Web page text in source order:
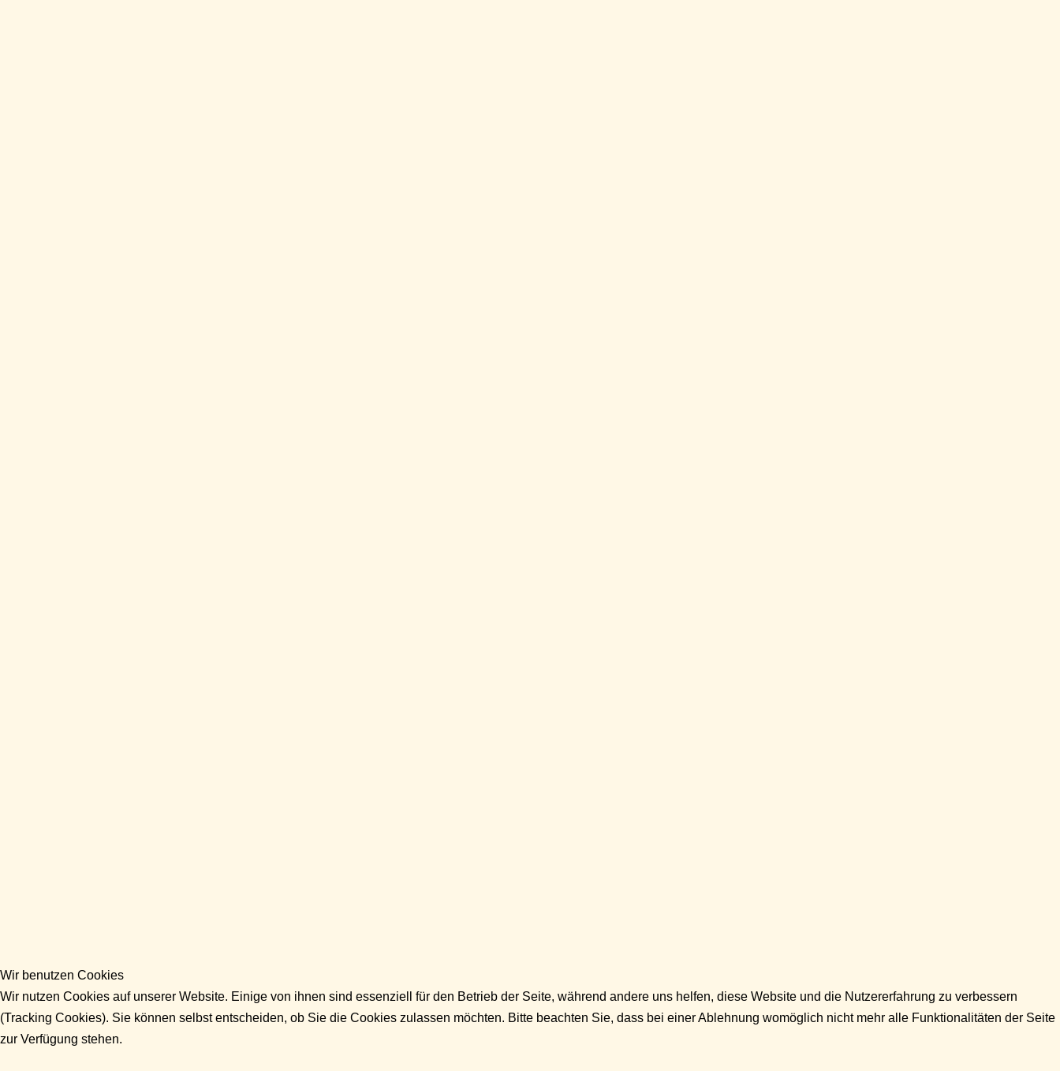
Wir benutzen Cookies
Wir nutzen Cookies auf unserer Website. Einige von ihnen sind essenziell für den Betrieb der Seite, während andere uns helfen, diese Website und die Nutzererfahrung zu verbessern
(Tracking Cookies). Sie können selbst entscheiden, ob Sie die Cookies zulassen möchten. Bitte beachten Sie, dass bei einer Ablehnung womöglich nicht mehr alle Funktionalitäten der Seite
zur Verfügung stehen.